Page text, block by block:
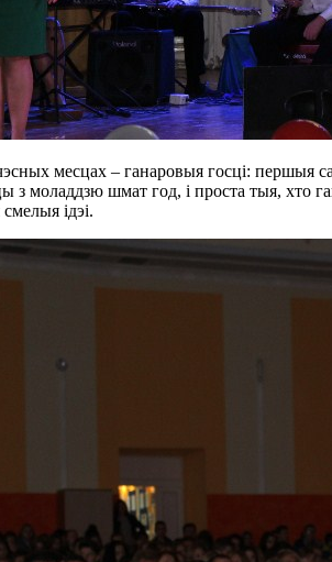
месцах – ганаровыя госці:
з моладдзю шмат год, і проста тыя, хто
ідэі.